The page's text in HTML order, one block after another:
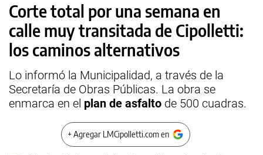
Corte total por una semana en
calle muy transitada de Cipolletti:
los caminos alternativos
Lo informó la Municipalidad, a través de la
Secretaría de Obras Públicas. La obra se
enmarca en el plan de asfalto de 500 cuadras.
+ Agregar LMCipolletti.com en